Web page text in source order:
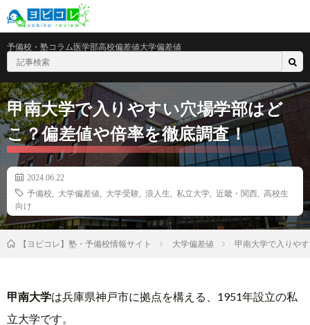
予備校・塾コラム医学部高校偏差値大学偏差値
甲南大学で入りやすい穴場学部はど
こ？偏差値や倍率を徹底調査！
2024.06.22
予備校
大学偏差値 大学受験 浪人生 私立大学 近畿・関西
高校生
向け
【ヨビコレ】塾・予備校情報サイト 大学偏差値 甲南大学で入りや
甲南大学は兵庫県神戸市に拠点を構える、1951年設立の私
立大学です。